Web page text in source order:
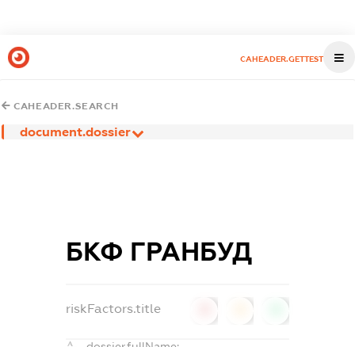
CAHEADER.GETTEST
CAHEADER.SEARCH
document.dossier
БКФ ГРАНБУД
riskFactors.title